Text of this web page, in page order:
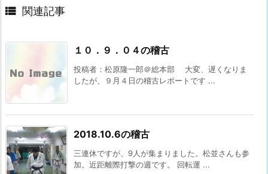
 関連記事
１０．９．０４の稽古
投稿者：松原隆一郎＠総本部 大変、遅くなりま
したが、９月４日の稽古レポートです ...
2018.10.6の稽古
三連休ですが、9人が集まりました。松並さんも参
加。近距離際打撃の週です。 回転運 ...